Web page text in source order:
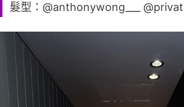
髮型：@anthonywong___